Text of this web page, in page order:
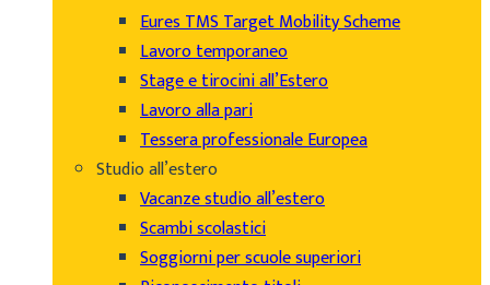
Eures TMS Target Mobility Scheme
Lavoro temporaneo
Stage e tirocini all’Estero
Lavoro alla pari
Tessera professionale Europea
Studio all’estero
Vacanze studio all’estero
Scambi scolastici
Soggiorni per scuole superiori